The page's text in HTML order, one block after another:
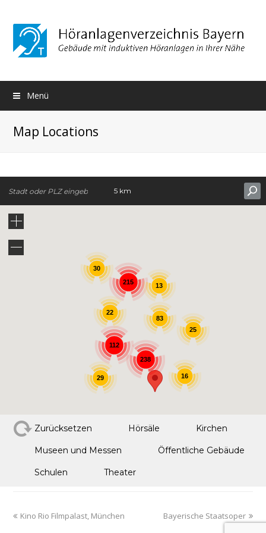
Menü
Map Locations
5 km
238
83
215
30
25
112
29 16
22
13
Zurücksetzen Hörsäle Kirchen
Museen und Messen Öffentliche Gebäude
Schulen Theater
Kino Rio Filmpalast, München Bayerische Staatsoper